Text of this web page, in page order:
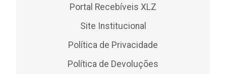
Portal Recebíveis XLZ
Site Institucional
Política de Privacidade
Política de Devoluções